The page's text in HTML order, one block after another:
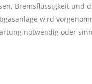
Bremsflüssigkeit und
wird
notwendig oder